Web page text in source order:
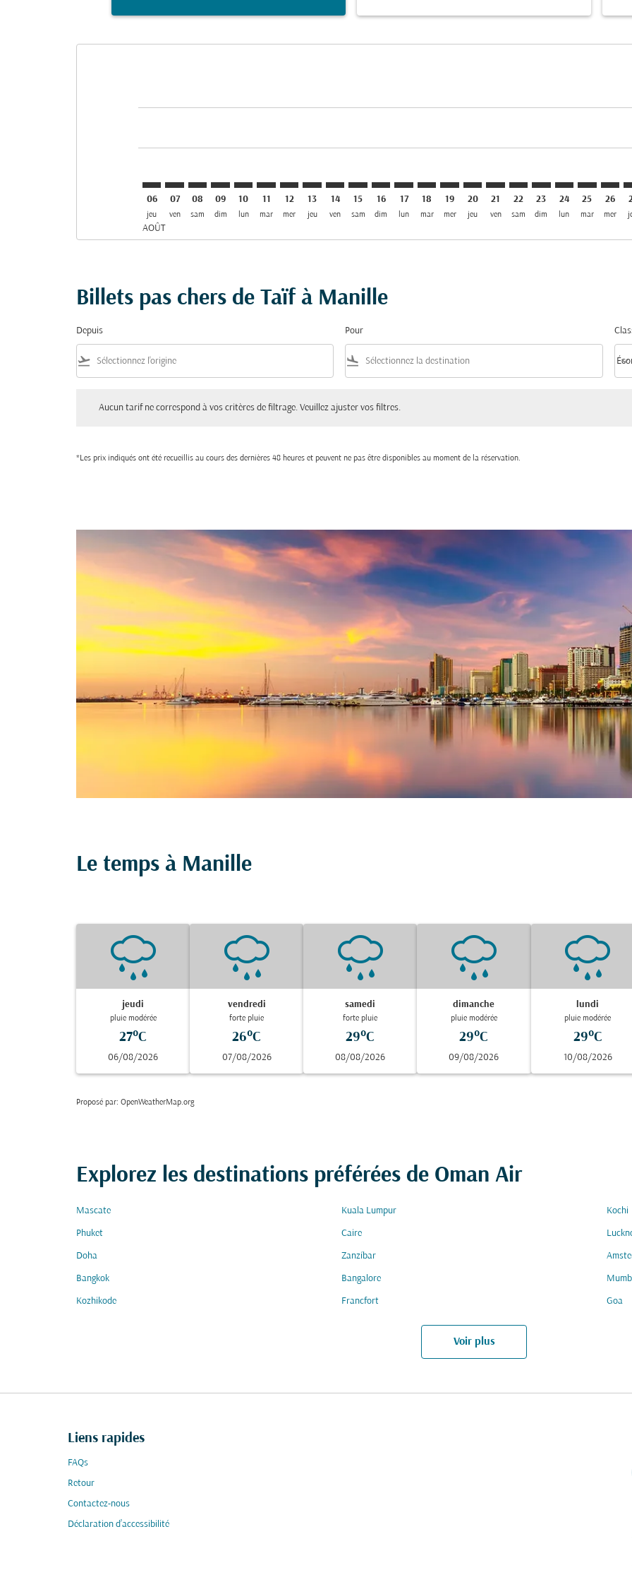
06
jeu
AOÛT
07
ven
08
sam
09
dim
10
lun
11
mar
12
mer
13
jeu
14
ven
15
sam
16
dim
17
lun
18
mar
TIF–MNL: cmp-view-offers-
19
mer
TIF–MNL: cmp-view-offers-
20
jeu
TIF–MNL: cmp-view-
21
ven
TIF–MNL: cmp-view-
22
sam
TIF–MNL: cmp-
23
dim
TIF–MNL:
24
lun
25
mar
26
mer
Billets pas chers de Taïf à Manille
Depuis
flight_takeoff
Pour
flight_land keyboard_arrow_down
Aucun tarif ne correspond à vos critères de filtrage. Veuillez ajuster vos filtres.
*Les prix indiqués ont été recueillis au cours des dernières 48 heures et peuvent ne pas être disponibles au moment de la réservation.
Le temps à Manille
jeudi
pluie modérée
27°C
06/08/2026
vendredi
forte pluie
26°C
07/08/2026
samedi
forte pluie
29°C
08/08/2026
dimanche
pluie modérée
29°C
09/08/2026
lundi
pluie modérée
29°C
10/08/2026
Proposé par: OpenWeatherMap.org
Explorez les destinations préférées de Oman Air
Mascate Kuala Lumpur Kochi
Phuket Caire
Doha Zanzíbar
Bangkok Bangalore
Kozhikode Francfort Goa
Voir plus
Liens rapides
FAQs
Retour
Contactez-nous
Déclaration d’accessibilité